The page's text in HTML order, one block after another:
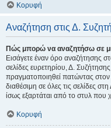
Κορυφή
Αναζήτηση στις Δ.
Πώς μπορώ να αναζητήσω σε
Εισάγετε έναν όρο αναζήτησης
σελίδες ευρετηρίου, Δ.
πραγματοποιηθεί πατώντας στον
διαθέσιμη σε όλες τις σελίδες
ίσως εξαρτάται από το στυλ που
Κορυφή